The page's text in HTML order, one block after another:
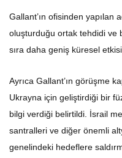
Gallant’ın ofisinden yapılan
oluşturduğu ortak tehdidi ve
sıra daha geniş küresel
Ayrıca Gallant’ın görüşme
Ukrayna için geliştirdiği bir
bilgi verdiği belirtildi. İsrail
santralleri ve diğer önemli
genelindeki hedeflere